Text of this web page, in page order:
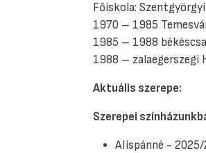
Főiskola:
1970 – 1985
1985 – 1988
1988 – zalaegerszegi
Aktuális szerepe:
Szerepei
Alispánné - 2025/